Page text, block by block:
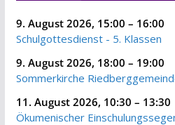
9. August 2026, 15:00 – 16:00
Schulgottesdienst - 5. Klassen
9. August 2026, 18:00 – 19:00
Sommerkirche
11. August 2026, 10:30 – 13:30
Ökumenischer